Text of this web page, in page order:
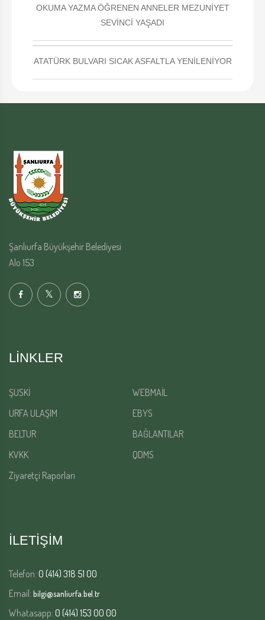
OKUMA YAZMA ÖĞRENEN ANNELER MEZUNİYET
SEVİNCİ YAŞADI
ATATÜRK BULVARI SICAK ASFALTLA YENİLENİYOR
Şanlıurfa Büyükşehir Belediyesi
Alo 153
LINKLER
ŞUSKİ
WEBMAİL
URFA ULAŞIM
EBYS
BELTUR
BAĞLANTILAR
KVKK
QDMS
Ziyaretçi Raporları
İLETİŞİM
Telefon: 0 (414) 318 51 00
Email: bilgi@sanliurfa.bel.tr
Whatasapp: 0 (414) 153 00 00